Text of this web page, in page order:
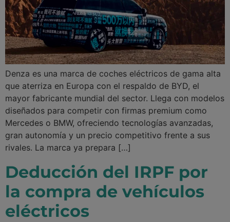
Denza es una marca de coches eléctricos de gama alta
que aterriza en Europa con el respaldo de BYD, el
mayor fabricante mundial del sector. Llega con modelos
diseñados para competir con firmas premium como
Mercedes o BMW, ofreciendo tecnologías avanzadas,
gran autonomía y un precio competitivo frente a sus
rivales. La marca ya prepara […]
Deducción del IRPF por
la compra de vehículos
eléctricos